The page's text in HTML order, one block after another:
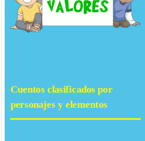
Cuentos clasificados por
personajes y elementos